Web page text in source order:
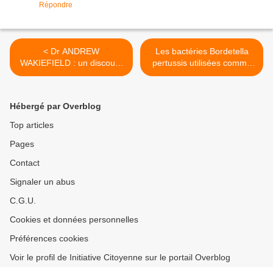
Répondre
< Dr ANDREW
WAKIEFIELD : un discours
courageux et exceptionnel
Les bactéries Bordetella
pertussis utilisées comme
adjuvant pourraient
Hébergé par Overblog
Top articles
Pages
Contact
Signaler un abus
C.G.U.
Cookies et données personnelles
Préférences cookies
Voir le profil de Initiative Citoyenne sur le portail Overblog